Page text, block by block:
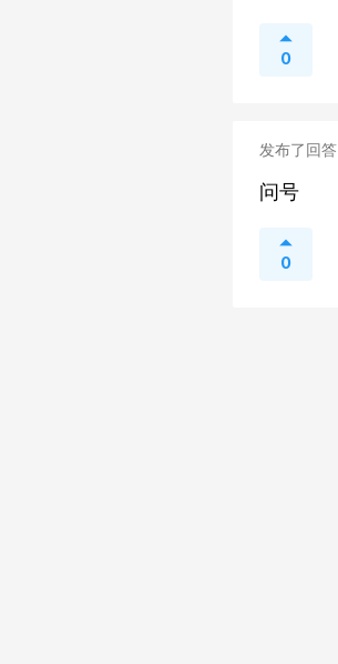
0
发布了回答
问号
0